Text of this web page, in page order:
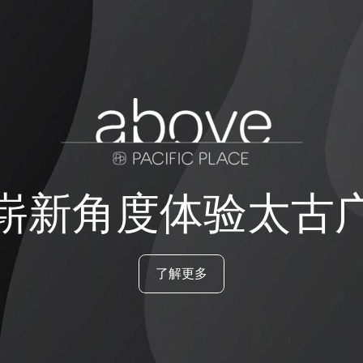
新角度体验太古
了解更多